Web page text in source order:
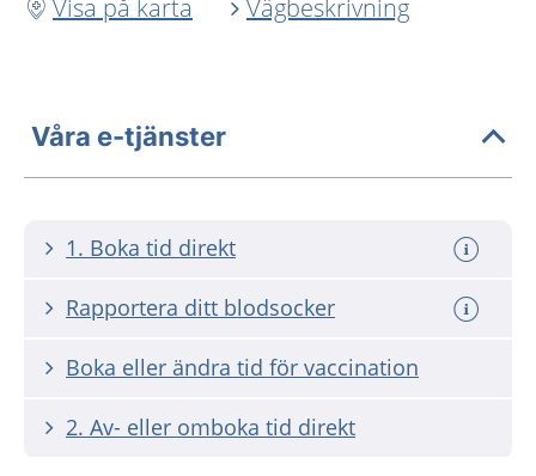
Visa på karta
Vägbeskrivning
Våra e-tjänster
1. Boka tid direkt
Rapportera ditt blodsocker
Boka eller ändra tid för vaccination
2. Av- eller omboka tid direkt